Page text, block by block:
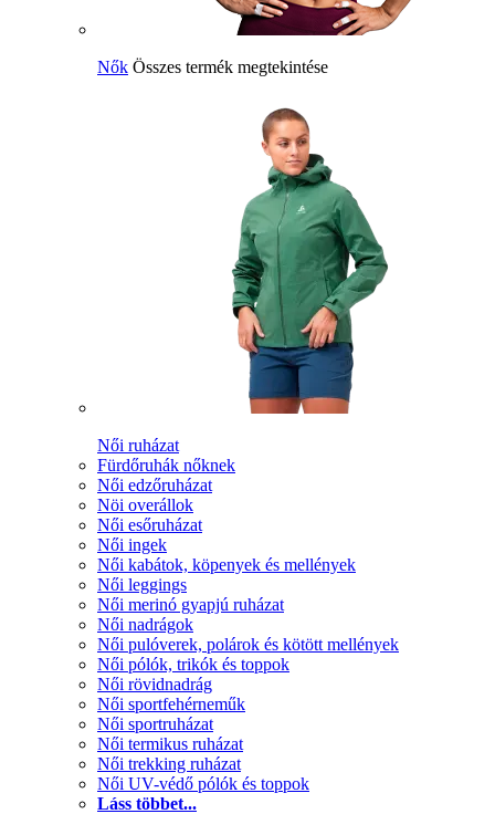
Nők Összes termék megtekintése
Női ruházat
Fürdőruhák nőknek
Női edzőruházat
Nöi overállok
Női esőruházat
Női ingek
Női kabátok, köpenyek és mellények
Női leggings
Női merinó gyapjú ruházat
Női nadrágok
Női pulóverek, polárok és kötött mellények
Női pólók, trikók és toppok
Női rövidnadrág
Női sportfehérneműk
Női sportruházat
Női termikus ruházat
Női trekking ruházat
Női UV-védő pólók és toppok
Láss többet...